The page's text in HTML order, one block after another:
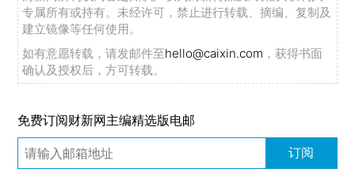
专属所有或持有。未经许可，禁止进行转载、摘编、复制及
建立镜像等任何使用。
如有意愿转载，请发邮件至hello@caixin.com ，获得书面
确认及授权后，方可转载。
免费订阅财新网主编精选版电邮
订阅